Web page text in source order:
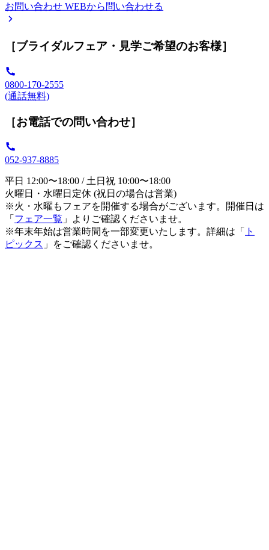
お問い合わせ WEBから問い合わせる
［ブライダルフェア・見学ご希望のお客様］
0800-170-2555
(通話無料)
［お電話での問い合わせ］
052-937-8885
平日 12:00〜18:00 / 土日祝 10:00〜18:00
火曜日・水曜日定休 (祝日の場合は営業)
※火・水曜もフェアを開催する場合がございます。開催日は
「 フェア一覧 」よりご確認くださいませ。
※年末年始は営業時間を一部変更いたします。詳細は「
ト
ピックス 」をご確認くださいませ。